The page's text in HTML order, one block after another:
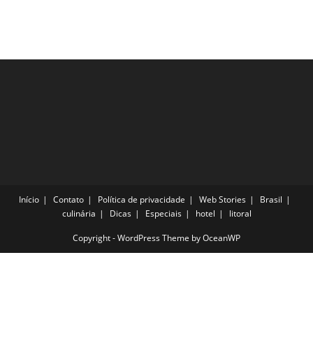
Paulo
Início Contato Política de privacidade Web Stories
Brasil
culinária
Dicas Especiais hotel litoral
Copyright - WordPress Theme by OceanWP